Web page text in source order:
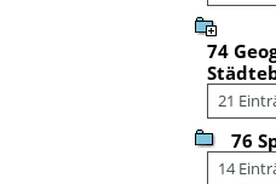
74
21
76
14